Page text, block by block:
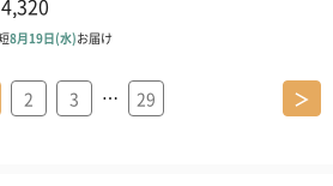
2 3 … 29 ＞